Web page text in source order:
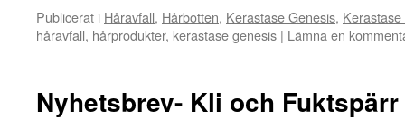
Publicerat i Håravfall, Hårbotten, Kerastase Genesis,
håravfall, hårprodukter, kerastase genesis | Lämna en
Nyhetsbrev- Kli och Fuktspärr